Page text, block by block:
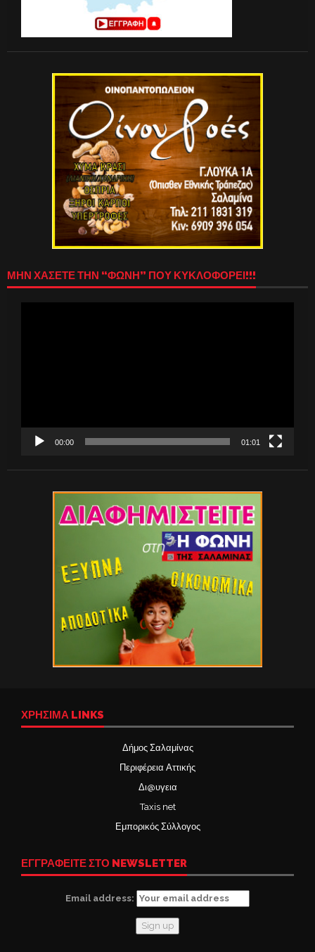
ΜΗΝ ΧΑΣΕΤΕ ΤΗΝ “ΦΩΝΗ” ΠΟΥ ΚΥΚΛΟΦΟΡΕΙ!!!
00:00 01:01
ΧΡΉΣΙΜΑ LINKS
Δήμος Σαλαμίνας
Περιφέρεια Αττικής
Δι@υγεια
Taxis net
Εμπορικός Σύλλογος
ΕΓΓΡΑΦΕΙΤΕ ΣΤΟ NEWSLETTER
Email address: